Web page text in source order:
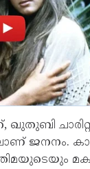
ലാണ് ജനനം.